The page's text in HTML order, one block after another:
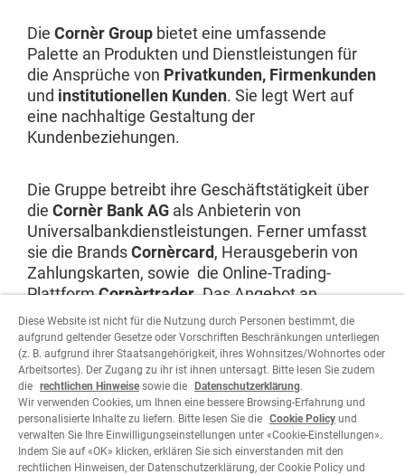
Die Cornèr Group bietet eine umfassende
Palette an Produkten und Dienstleistungen für
die Ansprüche von Privatkunden, Firmenkunden
und institutionellen Kunden. Sie legt Wert auf
eine nachhaltige Gestaltung der
Kundenbeziehungen.
Die Gruppe betreibt ihre Geschäftstätigkeit über
die Cornèr Bank AG als Anbieterin von
Universalbankdienstleistungen. Ferner umfasst
sie die BrandsCornèrcard, Herausgeberin von
Zahlungskarten, sowie die Online-Trading-
PlattformCornèrtrader. Das Angebot an
internationalen Finanzdienstleistungen ihrer
Tochtergesellschaften rundet das
Leistungsspektrum ab.
Website besuchen
Diese Website ist nicht für die Nutzung durch Personen bestimmt, die
aufgrund geltender Gesetze oder Vorschriften Beschränkungen unterliegen
(z. B. aufgrund ihrer Staatsangehörigkeit, ihres Wohnsitzes/Wohnortes oder
Arbeitsortes). Der Zugang zu ihr ist ihnen untersagt. Bitte lesen Sie zudem
die rechtlichen Hinweisesowie die Datenschutzerklärung.
Wir verwenden Cookies, um Ihnen eine bessere Browsing-Erfahrung und
personalisierte Inhalte zu liefern. Bitte lesen Sie die Cookie Policy und
verwalten Sie Ihre Einwilligungseinstellungen unter «Cookie-Einstellungen».
Indem Sie auf «OK» klicken, erklären Sie sich einverstanden mit den
rechtlichen Hinweisen, der Datenschutzerklärung, der Cookie Policy und